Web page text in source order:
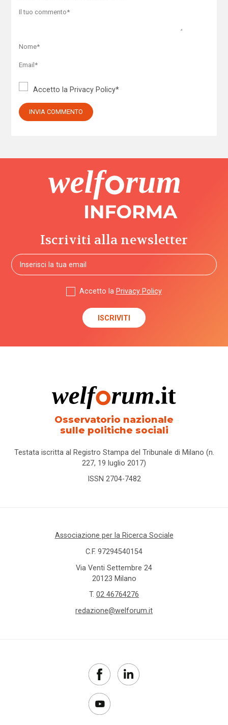
Accetto la Privacy Policy*
Iscriviti alla newsletter
Accetto la Privacy Policy
Osservatorio nazionale
sulle politiche sociali
Testata iscritta al Registro Stampa del Tribunale di Milano (n.
227, 19 luglio 2017)
ISSN 2704-7482
Associazione per la Ricerca Sociale
C.F. 97294540154
Via Venti Settembre 24
20123 Milano
T. 02 46764276
redazione@welforum.it